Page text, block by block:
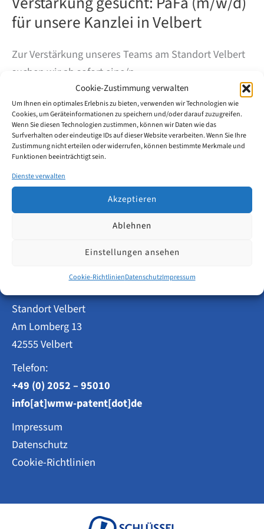
Cookie-Zustimmung verwalten
Um Ihnen ein optimales Erlebnis zu bieten, verwenden wir Technologien wie
Cookies, um Geräteinformationen zu speichern und/oder darauf zuzugreifen.
Wenn Sie diesen Technologien zustimmen, können wir Daten wie das
Surfverhalten oder eindeutige IDs auf dieser Website verarbeiten. Wenn Sie Ihre
Zustimmung nicht erteilen oder widerrufen, können bestimmte Merkmale und
Funktionen beeinträchtigt sein.
Dienste verwalten
Akzeptieren
Ablehnen
Einstellungen ansehen
Cookie-RichtlinienDatenschutzImpressum
für unsere Kanzlei in Velbert
Zur Verstärkung unseres Teams am Standort Velbert
suchen wir ab sofort eine/n
Patentanwaltsfachangestellte / einen
Patentanwaltsfachangestellten (m/w/d) gerne in
Vollzeit, nach Absprache auch in Teilzeit.
Verstärkung
gesucht:
PaFa
unsere
Weiterlesen
Weisse, Moltmann & Willems PartG mbB
Standort Velbert
Am Lomberg 13
42555 Velbert
Telefon:
+49 (0) 2052 – 95010
info[at]wmw-patent[dot]de
Impressum
Datenschutz
Cookie-Richtlinien